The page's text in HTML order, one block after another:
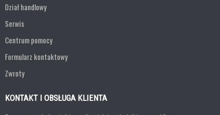
Dział handlowy
Serwis
Centrum pomocy
Formularz kontaktowy
Zwroty
KONTAKT I OBSŁUGA KLIENTA